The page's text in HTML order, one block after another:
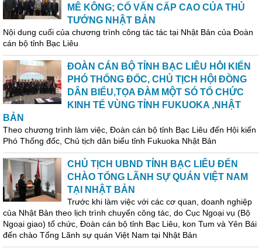
MÊ KÔNG; CỐ VẤN CẤP CAO CỦA THỦ
TƯỚNG NHẬT BẢN
Nội dung cuối của chương trình công tác tác tại Nhật Bản của Đoàn
cán bộ tỉnh Bạc Liêu
ĐOÀN CÁN BỘ TỈNH BẠC LIÊU HỎ̀I KIẾN
PHÓ THỐNG ĐỐC, CHỦ TỊCH HỘI ĐỒNG
DÂN BIỂU,TỌA ĐÀM MỘT SÓ TỔ CHỨC
KINH TẾ VÙNG TỈNH FUKUOKA ,NHẬT
BẢN
Theo chương trình làm việc, Đoàn cán bộ tỉnh Bạc Liêu đến Hội kiến
Phó Thống đốc, Chủ tịch dân biểu tỉnh Fukuoka Nhật Bản
CHỦ TỊCH UBND TỈNH BẠC LIÊU ĐẾN
CHÀO TỔNG LÃNH SỰ QUÁN VIỆT NAM
TẠI NHẬT BẢN
Trước khi làm việc với các cơ quan, doanh nghiệp
của Nhật Bản theo lịch trình chuyến công tác, do Cục Ngoại vụ (Bộ
Ngoại giao) tổ chức, Đoàn cán bộ tỉnh Bạc Liêu, kon Tum và Yên Bái
đến chào Tổng Lãnh sự quán Việt Nam tại Nhật Bản